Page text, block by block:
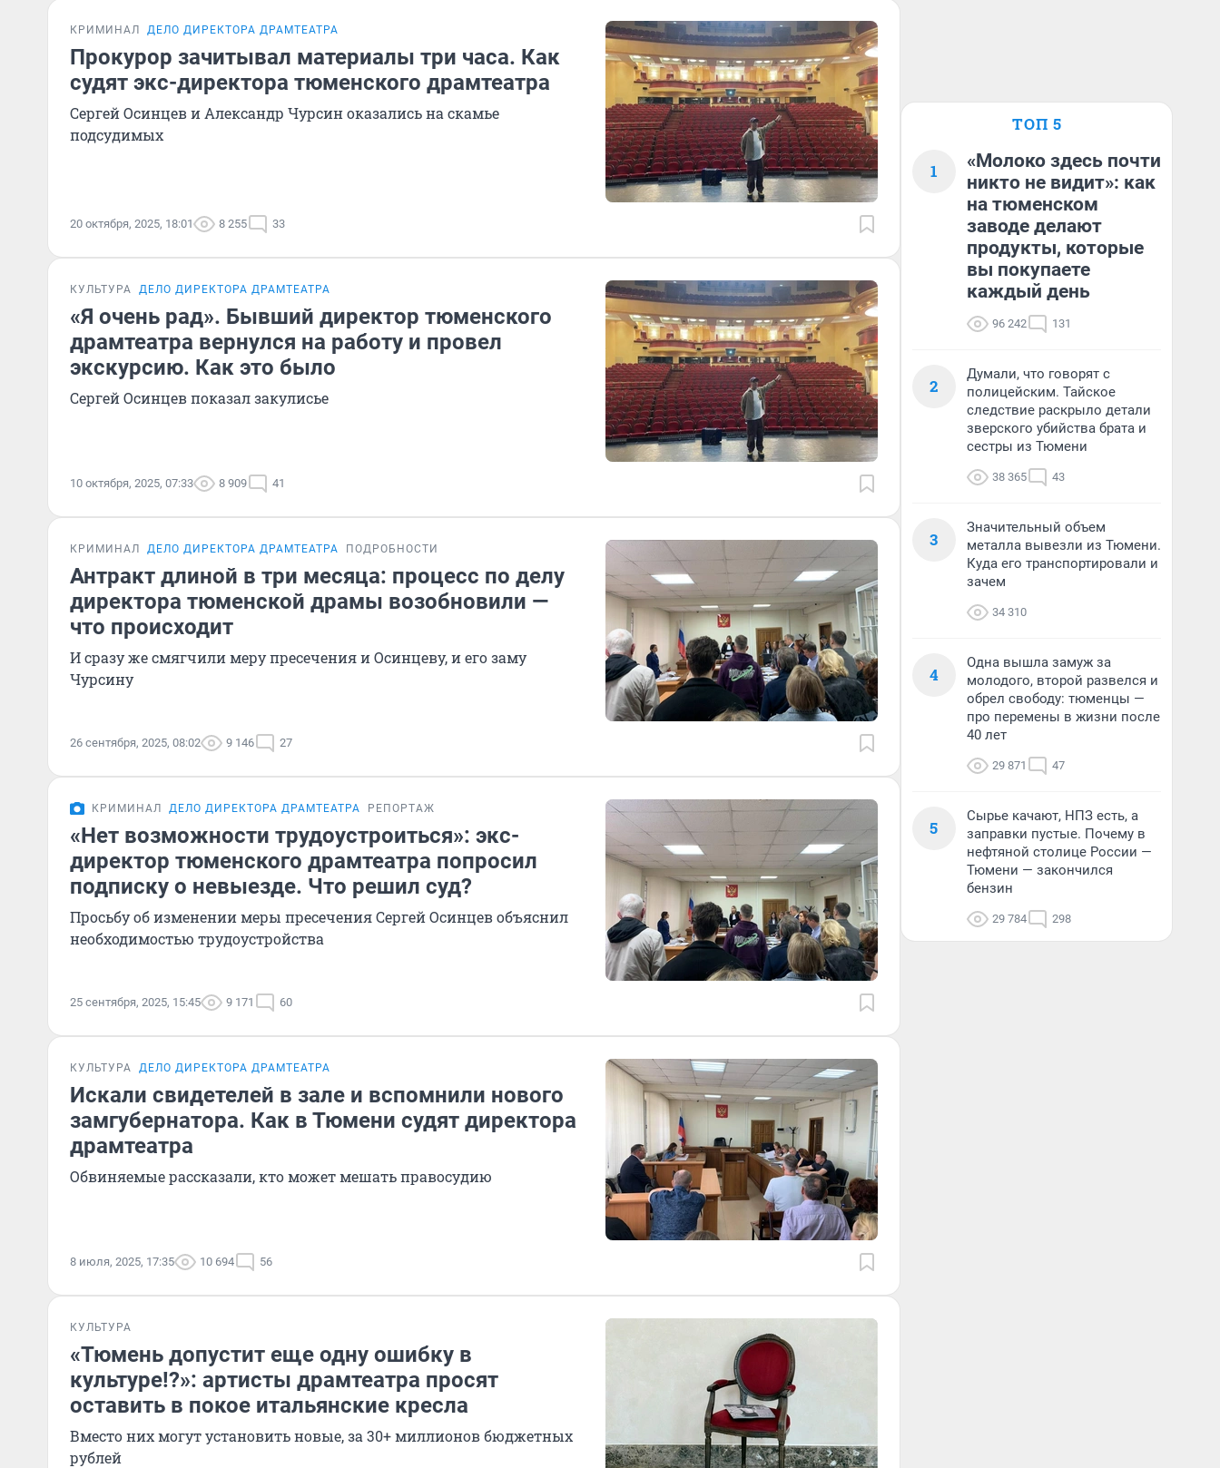
КРИМИНАЛ ДЕЛО ДИРЕКТОРА ДРАМТЕАТРА
Прокурор зачитывал материалы три часа. Как
судят экс-директора тюменского драмтеатра
Сергей Осинцев и Александр Чурсин оказались на скамье
подсудимых
20 октября, 2025, 18:01 8 255 33
КУЛЬТУРА ДЕЛО ДИРЕКТОРА ДРАМТЕАТРА
«Я очень рад». Бывший директор тюменского
драмтеатра вернулся на работу и провел
экскурсию. Как это было
Сергей Осинцев показал закулисье
10 октября, 2025, 07:33 8 909 41
КРИМИНАЛ ДЕЛО ДИРЕКТОРА ДРАМТЕАТРА ПОДРОБНОСТИ
Антракт длиной в три месяца: процесс по делу
директора тюменской драмы возобновили —
что происходит
И сразу же смягчили меру пресечения и Осинцеву, и его заму
Чурсину
26 сентября, 2025, 08:02 9 146 27
КРИМИНАЛ ДЕЛО ДИРЕКТОРА ДРАМТЕАТРА РЕПОРТАЖ
«Нет возможности трудоустроиться»: экс-
директор тюменского драмтеатра попросил
подписку о невыезде. Что решил суд?
Просьбу об изменении меры пресечения Сергей Осинцев объяснил
необходимостью трудоустройства
25 сентября, 2025, 15:45 9 171 60
КУЛЬТУРА ДЕЛО ДИРЕКТОРА ДРАМТЕАТРА
Искали свидетелей в зале и вспомнили нового
замгубернатора. Как в Тюмени судят директора
драмтеатра
Обвиняемые рассказали, кто может мешать правосудию
8 июля, 2025, 17:35 10 694 56
КУЛЬТУРА
«Тюмень допустит еще одну ошибку в
культуре!?»: артисты драмтеатра просят
оставить в покое итальянские кресла
Вместо них могут установить новые, за 30+ миллионов бюджетных
рублей
ТОП 5
1
«Молоко здесь почти
никто не видит»: как
на тюменском
заводе делают
продукты, которые
вы покупаете
каждый день
96 242 131
2
Думали, что говорят с
полицейским. Тайское
следствие раскрыло детали
зверского убийства брата и
сестры из Тюмени
38 365 43
3
Значительный объем
металла вывезли из Тюмени.
Куда его транспортировали и
зачем
34 310
4
Одна вышла замуж за
молодого, второй развелся и
обрел свободу: тюменцы —
про перемены в жизни после
40 лет
29 871 47
5
Сырье качают, НПЗ есть, а
заправки пустые. Почему в
нефтяной столице России —
Тюмени — закончился
бензин
29 784 298